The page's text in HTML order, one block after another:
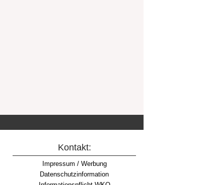
Kontakt:
Impressum / Werbung
Datenschutzinformation